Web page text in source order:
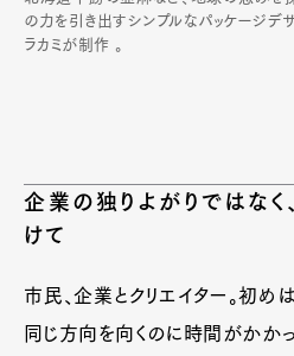
Official Columnist
の力を引き出すシンプルなパッケージデ
ラカミが制作 。
企業の独りよがりではな
けて
市民、企業とクリエイター。初め
同じ方向を向くのに時間がかかっ